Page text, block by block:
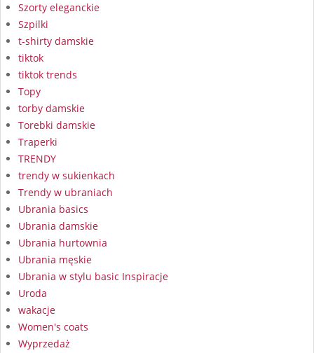
Szorty eleganckie
Szpilki
t-shirty damskie
tiktok
tiktok trends
Topy
torby damskie
Torebki damskie
Traperki
TRENDY
trendy w sukienkach
Trendy w ubraniach
Ubrania basics
Ubrania damskie
Ubrania hurtownia
Ubrania męskie
Ubrania w stylu basic Inspiracje
Uroda
wakacje
Women's coats
Wyprzedaż